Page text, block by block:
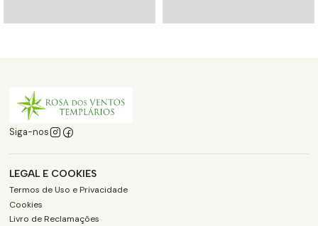
Siga-nos
LEGAL E COOKIES
Termos de Uso e Privacidade
Cookies
Livro de Reclamações